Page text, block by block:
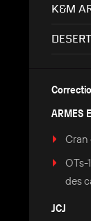
K&M
ARMES
Cran
OTs-
des
JCJ